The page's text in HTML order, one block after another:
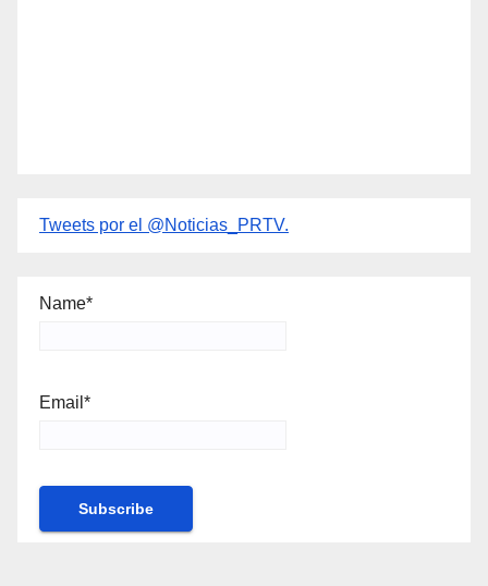
Tweets por el @Noticias_PRTV.
Name*
Email*